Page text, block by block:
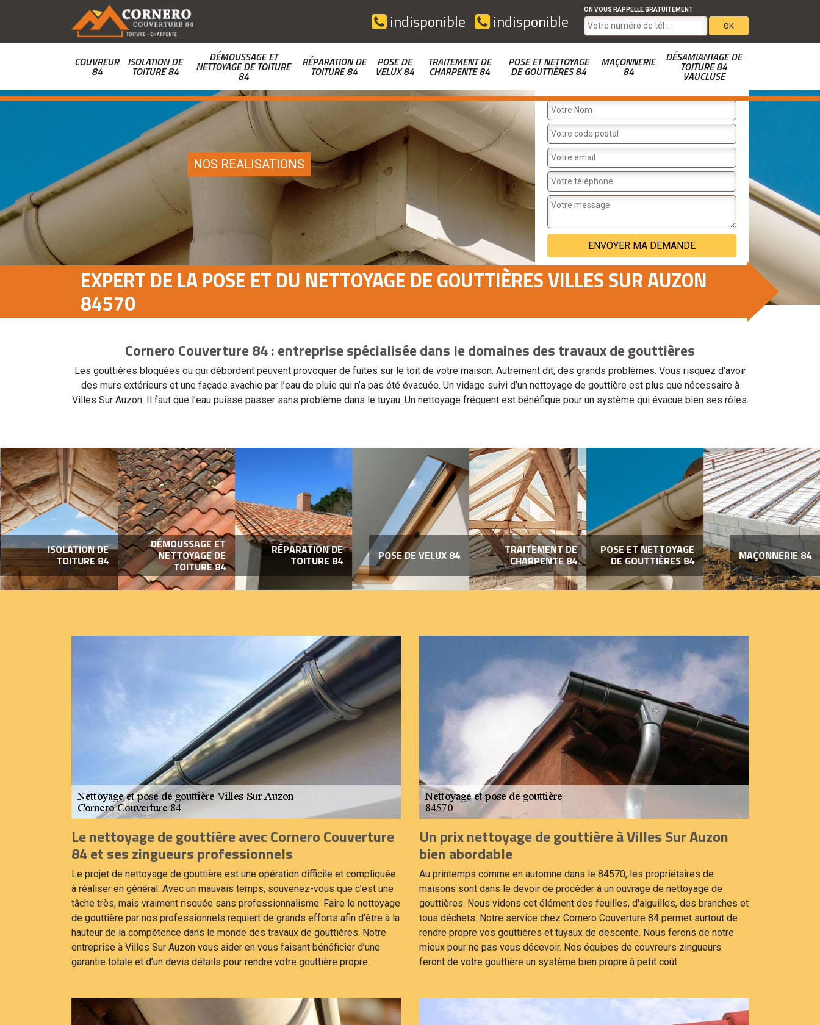
indisponible indisponible
ON VOUS RAPPELLE GRATUITEMENT
COUVREUR
84
ISOLATION DE
TOITURE 84
DÉMOUSSAGE ET
NETTOYAGE DE TOITURE
84
RÉPARATION DE
TOITURE 84
POSE DE
VELUX 84
TRAITEMENT DE
CHARPENTE 84
POSE ET NETTOYAGE
DE GOUTTIÈRES 84
MAÇONNERIE
84
DÉSAMIANTAGE DE
TOITURE 84
VAUCLUSE
NOS REALISATIONS
EXPERT DE LA POSE ET DU NETTOYAGE DE GOUTTIÈRES VILLES SUR AUZON
84570
Cornero Couverture 84 : entreprise spécialisée dans le domaines des travaux de gouttières
Les gouttières bloquées ou qui débordent peuvent provoquer de fuites sur le toit de votre maison. Autrement dit, des grands problèmes. Vous risquez d’avoir
des murs extérieurs et une façade avachie par l’eau de pluie qui n’a pas été évacuée. Un vidage suivi d’un nettoyage de gouttière est plus que nécessaire à
Villes Sur Auzon. Il faut que l’eau puisse passer sans problème dans le tuyau. Un nettoyage fréquent est bénéfique pour un système qui évacue bien ses rôles.
ISOLATION DE
TOITURE 84
DÉMOUSSAGE ET
NETTOYAGE DE
TOITURE 84
RÉPARATION DE
TOITURE 84 POSE DE VELUX 84 TRAITEMENT DE
CHARPENTE 84
POSE ET NETTOYAGE
DE GOUTTIÈRES 84 MAÇONNERIE 84
Le nettoyage de gouttière avec Cornero Couverture
84 et ses zingueurs professionnels
Le projet de nettoyage de gouttière est une opération difficile et compliquée
à réaliser en général. Avec un mauvais temps, souvenez-vous que c’est une
tâche très, mais vraiment risquée sans professionnalisme. Faire le nettoyage
de gouttière par nos professionnels requiert de grands efforts afin d’être à la
hauteur de la compétence dans le monde des travaux de gouttières. Notre
entreprise à Villes Sur Auzon vous aider en vous faisant bénéficier d’une
garantie totale et d’un devis détails pour rendre votre gouttière propre.
Un prix nettoyage de gouttière à Villes Sur Auzon
bien abordable
Au printemps comme en automne dans le 84570, les propriétaires de
maisons sont dans le devoir de procéder à un ouvrage de nettoyage de
gouttières. Nous vidons cet élément des feuilles, d'aiguilles, des branches et
tous déchets. Notre service chez Cornero Couverture 84 permet surtout de
rendre propre vos gouttières et tuyaux de descente. Nous ferons de notre
mieux pour ne pas vous décevoir. Nos équipes de couvreurs zingueurs
feront de votre gouttière un système bien propre à petit coût.